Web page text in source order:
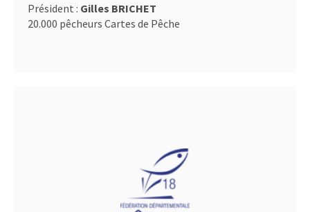
Président : Gilles BRICHET
20.000 pêcheurs Cartes de Pêche